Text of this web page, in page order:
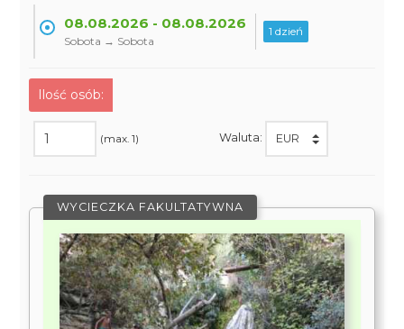
08.08.2026 - 08.08.2026
Sobota → Sobota
1 dzień
Ilość osób:
(max. 1) Waluta:
WYCIECZKA FAKULTATYWNA